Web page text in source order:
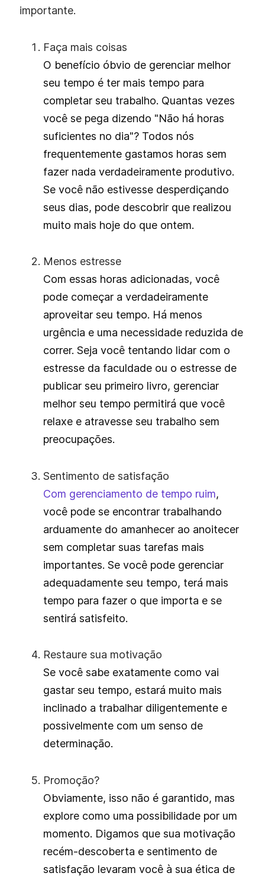
importante.
Faça mais coisas
O benefício óbvio de gerenciar melhor
seu tempo é ter mais tempo para
completar seu trabalho. Quantas vezes
você se pega dizendo "Não há horas
suficientes no dia"? Todos nós
frequentemente gastamos horas sem
fazer nada verdadeiramente produtivo.
Se você não estivesse desperdiçando
seus dias, pode descobrir que realizou
muito mais hoje do que ontem.
Menos estresse
Com essas horas adicionadas, você
pode começar a verdadeiramente
aproveitar seu tempo. Há menos
urgência e uma necessidade reduzida de
correr. Seja você tentando lidar com o
estresse da faculdade ou o estresse de
publicar seu primeiro livro, gerenciar
melhor seu tempo permitirá que você
relaxe e atravesse seu trabalho sem
preocupações.
Sentimento de satisfação
Com gerenciamento de tempo ruim,
você pode se encontrar trabalhando
arduamente do amanhecer ao anoitecer
sem completar suas tarefas mais
importantes. Se você pode gerenciar
adequadamente seu tempo, terá mais
tempo para fazer o que importa e se
sentirá satisfeito.
Restaure sua motivação
Se você sabe exatamente como vai
gastar seu tempo, estará muito mais
inclinado a trabalhar diligentemente e
possivelmente com um senso de
determinação.
Promoção?
Obviamente, isso não é garantido, mas
explore como uma possibilidade por um
momento. Digamos que sua motivação
recém-descoberta e sentimento de
satisfação levaram você à sua ética de